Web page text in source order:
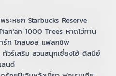
ระหยก Starbucks Reserve
1000 Trees หาดไว่ทาน
ร์ท โกลบอล แฟลกชิพ
วร์เสริม สวนสนุกเซี่ยงไฮ้ ดิสนีย์
ลนด์